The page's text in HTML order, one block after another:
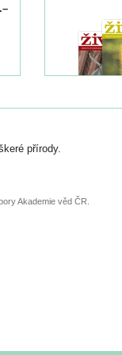
přírody.
Akademie věd ČR.